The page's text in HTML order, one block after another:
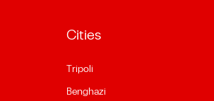
Cities
Tripoli
Benghazi